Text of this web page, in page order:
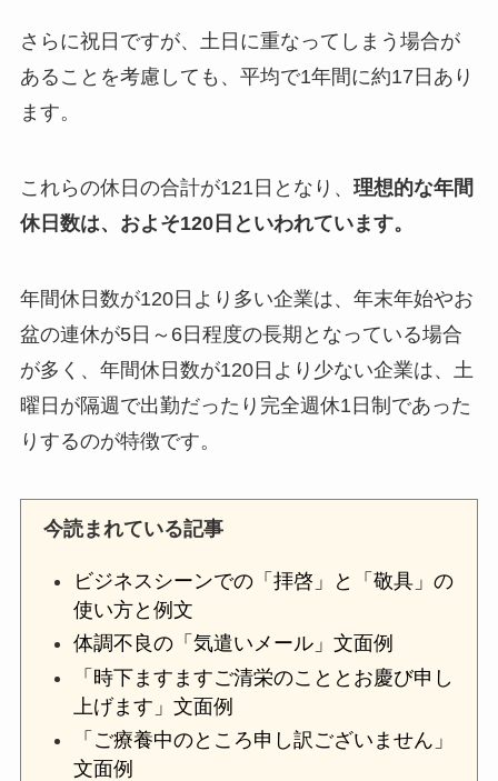
さらに祝日ですが、土日に重なってしまう場合が
あることを考慮しても、平均で1年間に約17日あり
ます。
これらの休日の合計が121日となり、 理想的な年間
休日数は、およそ120日といわれています。
年間休日数が120日より多い企業は、年末年始やお
盆の連休が5日～6日程度の長期となっている場合
が多く、年間休日数が120日より少ない企業は、土
曜日が隔週で出勤だったり完全週休1日制であった
りするのが特徴です。
今読まれている記事
ビジネスシーンでの「拝啓」と「敬具」の
使い方と例文
体調不良の「気遣いメール」文面例
「時下ますますご清栄のこととお慶び申し
上げます」文面例
「ご療養中のところ申し訳ございません」
文面例